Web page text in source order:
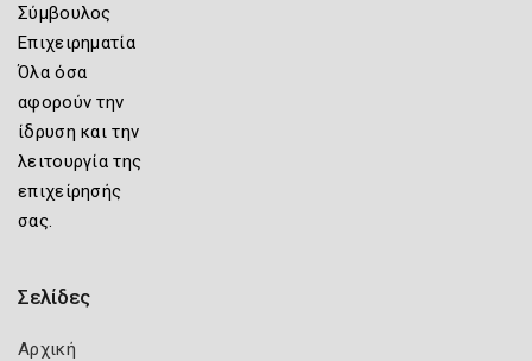
Σύμβουλος
Επιχειρηματία
Όλα όσα
αφορούν την
ίδρυση και την
λειτουργία της
επιχείρησής
σας.
Σελίδες
Αρχική